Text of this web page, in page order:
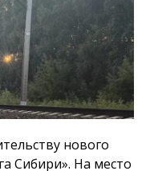
нового
Сибири». На место